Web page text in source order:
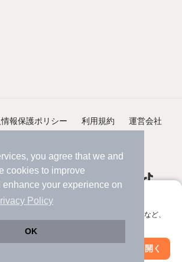
you agree that we and
cookies to improve
enhance your experience on
Policy
OK
替えて、サクサクお部屋探し
ですぐ使える。マップ検索やお気に入り保存など、
アプリを開く
絞り込み条件を変更
報保護ポリシー 利用規約 運営会社
Lifestyle Co., Ltd.